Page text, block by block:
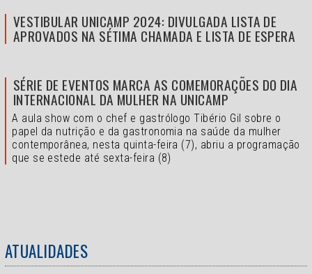
VESTIBULAR UNICAMP 2024: DIVULGADA LISTA DE
APROVADOS NA SÉTIMA CHAMADA E LISTA DE ESPERA
SÉRIE DE EVENTOS MARCA AS COMEMORAÇÕES DO DIA
INTERNACIONAL DA MULHER NA UNICAMP
A aula show com o chef e gastrólogo Tibério Gil sobre o
papel da nutrição e da gastronomia na saúde da mulher
contemporânea, nesta quinta-feira (7), abriu a programação
que se estede até sexta-feira (8)
ATUALIDADES